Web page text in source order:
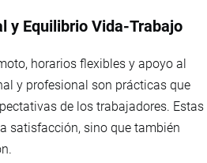
y Equilibrio Vida-Trabajo
horarios flexibles y apoyo al
y profesional son prácticas que
de los trabajadores. Estas
satisfacción, sino que también